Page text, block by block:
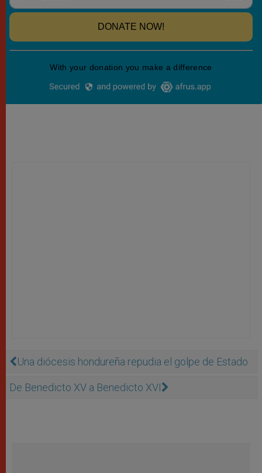
Una diócesis hondureña repudia el golpe de Estado
De Benedicto XV a Benedicto XVI